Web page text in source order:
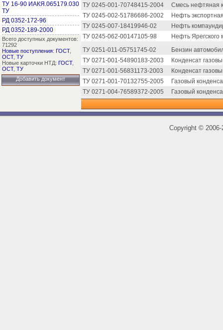
ТУ 16-90 ИАКЯ.065179.030
ТУ
РД 0352-172-96
РД 0352-189-2000
Всего доступных документов:
71292
Новые поступления: ГОСТ,
ОСТ, ТУ
Новые карточки НТД: ГОСТ,
ОСТ, ТУ
Добавить документ
ТУ 0245-001-70748415-2004
Смесь нефтяная
ТУ 0245-002-51786686-2002
Нефть
ТУ 0245-007-18419946-02
Нефть
ТУ 0245-062-00147105-98
Нефть Ярегского
ТУ 0251-011-05751745-02
Бензин
ТУ 0271-001-54890183-2003
Конденсат
ТУ 0271-001-56831173-2003
Конденсат
ТУ 0271-001-70132755-2005
Газовый
ТУ 0271-004-76589372-2005
Газовый
Copyright ©